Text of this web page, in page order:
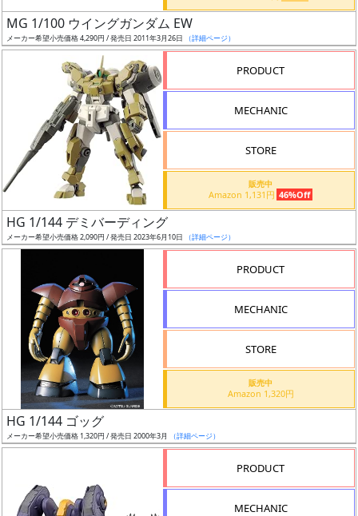
日
発
売
通知
対象
ギ
ャ
ラ
定
予
MG 1/100 ウイングガンダム EW
メーカー希望小売価格 4,290円 / 発売日 2011年3月26日 （詳細ページ）
PRODUCT
MECHANIC
STORE
販売中
Amazon 1,131円 46%Off
HG 1/144 デミバーディング
メーカー希望小売価格 2,090円 / 発売日 2023年6月10日 （詳細ページ）
PRODUCT
MECHANIC
STORE
販売中
Amazon 1,320円
HG 1/144 ゴッグ
メーカー希望小売価格 1,320円 / 発売日 2000年3月 （詳細ページ）
PRODUCT
MECHANIC